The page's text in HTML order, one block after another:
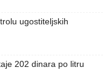
ugostiteljskih
202 dinara po litru